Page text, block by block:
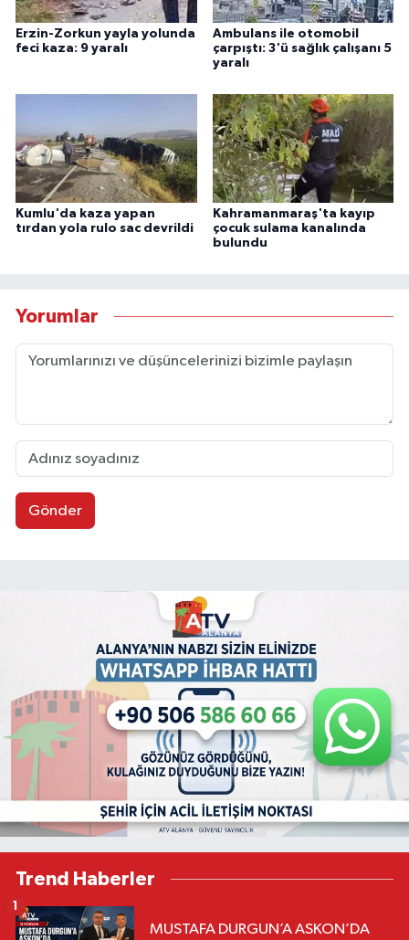
Erzin-Zorkun yayla yolunda
feci kaza: 9 yaralı
Ambulans ile otomobil
çarpıştı: 3'ü sağlık çalışanı 5
yaralı
Kumlu'da kaza yapan
tırdan yola rulo sac devrildi
Kahramanmaraş'ta kayıp
çocuk sulama kanalında
bulundu
Yorumlar
Gönder
Trend Haberler
MUSTAFA DURGUN’A ASKON’DA
1